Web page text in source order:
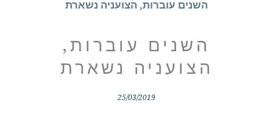
השנים עוברות, הצועניה נשארת
השנים עוברות,
הצועניה נשארת
25/03/2019